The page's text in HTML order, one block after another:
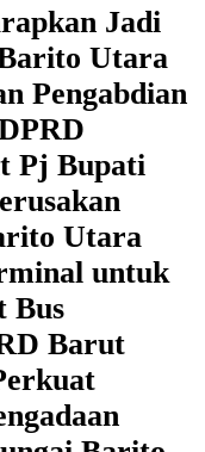
Jadi
Utara
Pengabdian
Pj Bupati
Utara
untuk
Bus
Barut